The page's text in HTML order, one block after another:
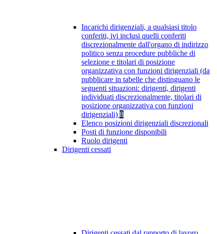
Incarichi dirigenziali, a qualsiasi titolo
conferiti, ivi inclusi quelli conferiti
discrezionalmente dall'organo di indirizzo
politico senza procedure pubbliche di
selezione e titolari di posizione
organizzativa con funzioni dirigenziali (da
pubblicare in tabelle che distinguano le
seguenti situazioni: dirigenti, dirigenti
individuati discrezionalmente, titolari di
posizione organizzativa con funzioni
dirigenziali) 8
Elenco posizioni dirigenziali discrezionali
Posti di funzione disponibili
Ruolo dirigenti
Dirigenti cessati